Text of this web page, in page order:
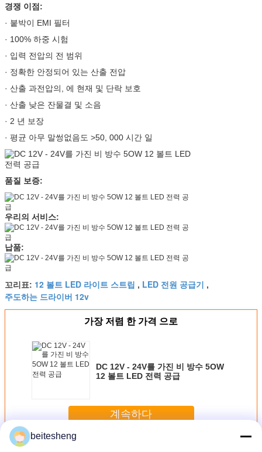
경쟁 이점:
· 붙박이 EMI 필터
· 100% 하중 시험
· 입력 전압의 전 범위
· 정확한 안정되어 있는 산출 전압
· 산출 과전압의, 에 현재 및 단락 보호
· 산출 낮은 잔물결 및 소음
· 2 년 보장
· 평균 아무 말썽없음도 >50, 000 시간 일
품질 보증:
우리의 서비스:
납품:
꼬리표: 12 볼트 LED 라이트 스트립 , LED 전원 공급기 ,
주도하는 드라이버 12v
가장 저렴 한 가격 으로
DC 12V - 24V를 가진 비 방수 5OW
12 볼트 LED 전력 공급
계속하다
더 많은 것
beitesheng